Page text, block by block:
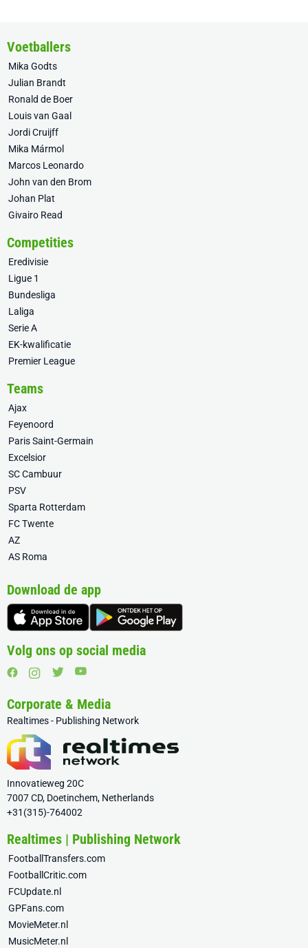
Voetballers
Mika Godts
Julian Brandt
Ronald de Boer
Louis van Gaal
Jordi Cruijff
Mika Mármol
Marcos Leonardo
John van den Brom
Johan Plat
Givairo Read
Competities
Eredivisie
Ligue 1
Bundesliga
Laliga
Serie A
EK-kwalificatie
Premier League
Teams
Ajax
Feyenoord
Paris Saint-Germain
Excelsior
SC Cambuur
PSV
Sparta Rotterdam
FC Twente
AZ
AS Roma
Download de app
Volg ons op social media
Corporate & Media
Realtimes - Publishing Network
Innovatieweg 20C
7007 CD, Doetinchem, Netherlands
+31(315)-764002
Realtimes | Publishing Network
FootballTransfers.com
FootballCritic.com
FCUpdate.nl
GPFans.com
MovieMeter.nl
MusicMeter.nl